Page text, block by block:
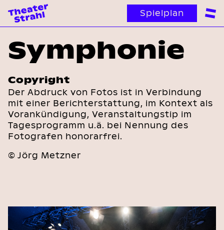
Spielplan
Symphonie
Copyright
Der Abdruck von Fotos ist in Verbindung
mit einer Berichterstattung, im Kontext als
Vorankündigung, Veranstaltungstip im
Tagesprogramm u.ä. bei Nennung des
Fotografen honorarfrei.
© Jörg Metzner